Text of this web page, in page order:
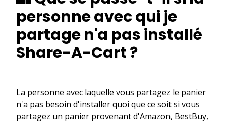
personne avec qui je
partage n'a pas installé
Share-A-Cart ?
La personne avec laquelle vous partagez le panier
n'a pas besoin d'installer quoi que ce soit si vous
partagez un panier provenant d'Amazon, BestBuy,